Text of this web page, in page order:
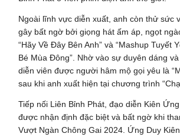
Ngoài lĩnh vực diễn xuất, anh còn thử sức
gây bất ngờ bởi giọng hát ấm áp, ngọt
“Hãy Về Đây Bên Anh” và “Mashup Tuyết
Bé Mùa Đông”. Nhờ vào sự duyên dáng
diễn viên được người hâm mộ gọi yêu là
sau khi anh xuất hiện tại chương trình
Tiếp nối Liên Bỉnh Phát, đạo diễn Kiên
được nhận định đặc biệt và bất ngờ khi
Vượt Ngàn Chông Gai 2024. Ứng Duy